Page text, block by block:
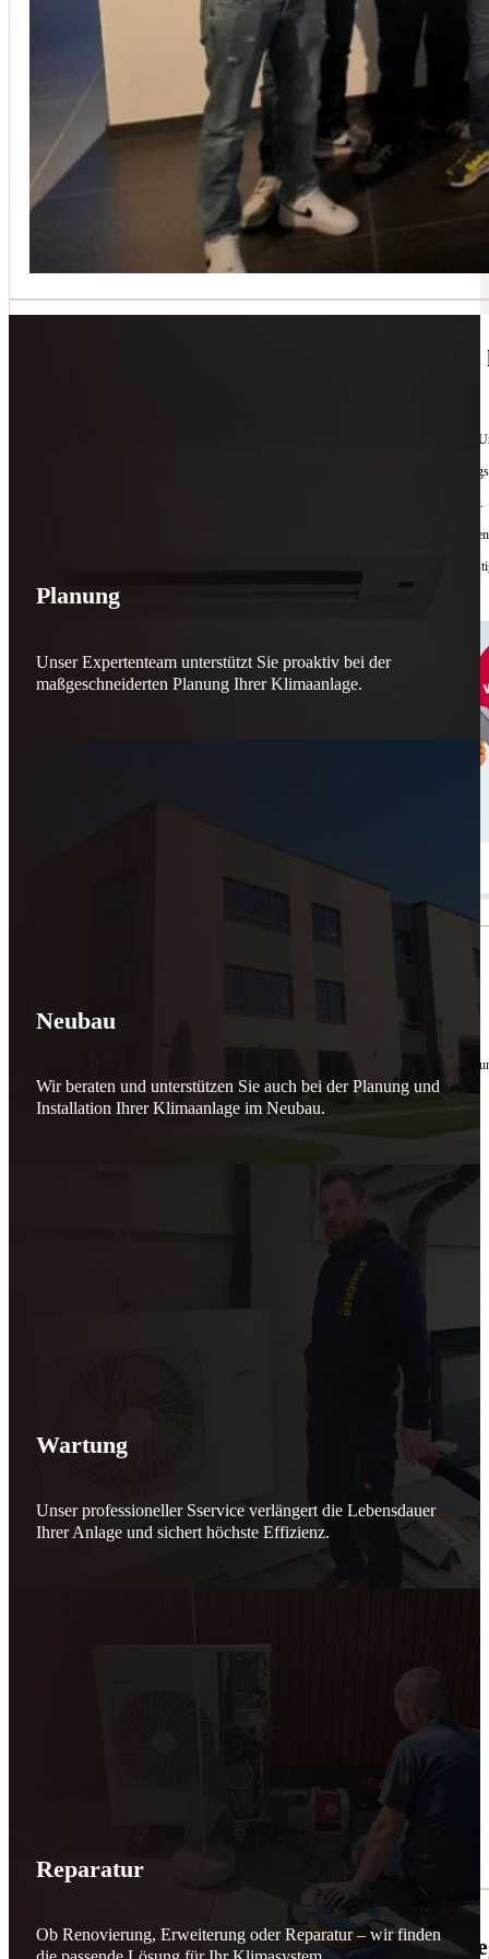
🔧 Geräte-Retter-Prämie – Weil
Manchmal braucht es nur eine zweite Chance. Für Geräte. Für Ressourcen. Für unsere
reparieren wir, was andere
Jede gerettete Maschine zählt. Jeder reparierte Motor wirkt. Jede Entscheidung macht
Reparieren statt wegwerfen. Verantwortung statt Verschwendung. Zukunft statt
Schicker. Wir bringen’s wieder zum Laufen.
10. Februar 2026
für Sicherheit, Vertrauen
Effizient arbeiten. Ressourcen schonen. Zukunft sichern.
Nicht als Pflicht, sondern aus Überzeugung.
🌬️☀️ Mehr erneuerbare Energie für
Jetzt kontaktieren
Planung
Unser Expertenteam unterstützt Sie proaktiv bei der
maßgeschneiderten Planung Ihrer Klimaanlage.
Neubau
Wir beraten und unterstützen Sie auch bei der Planung und
Installation Ihrer Klimaanlage im Neubau.
Wartung
Unser professioneller Sservice verlängert die Lebensdauer
Ihrer Anlage und sichert höchste Effizienz.
Reparatur
Ob Renovierung, Erweiterung oder Reparatur – wir finden